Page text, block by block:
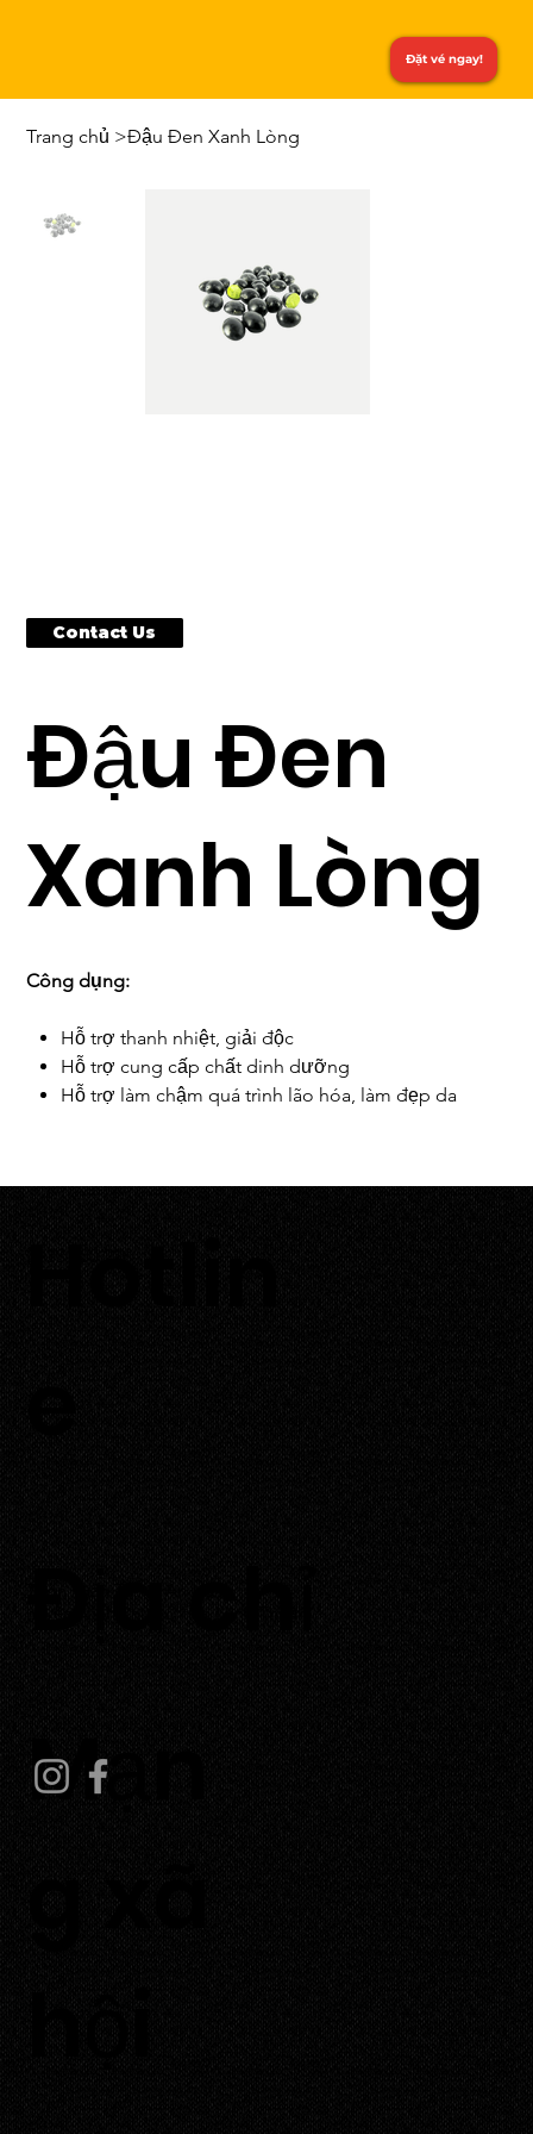
Đặt vé ngay!
Trang chủ >Đậu Đen Xanh Lòng
Đậu Đen
Xanh Lòng
Công dụng:
Hỗ trợ thanh nhiệt, giải độc
Hỗ trợ cung cấp chất dinh dưỡng
Hỗ trợ làm chậm quá trình lão hóa, làm đẹp da
Hỗ trợ tiêu hóa, giảm táo bón và các vấn đề tiêu hóa
khác
Hỗ trợ tăng cường sức khỏe tim mạch, giúp duy trì
huyết áp ổn định và bảo vệ tim mạch
Hỗ trợ sự phát triển và duy trì độ chắc khỏe của
xương
Contact Us
Hotlin
e
0933 700 226
​Địa chỉ
Thôn Tuấn Tú, xã An Hải,
huyện Ninh Phước, tỉnh Ninh Thuận.
Mạn
g xã
hội